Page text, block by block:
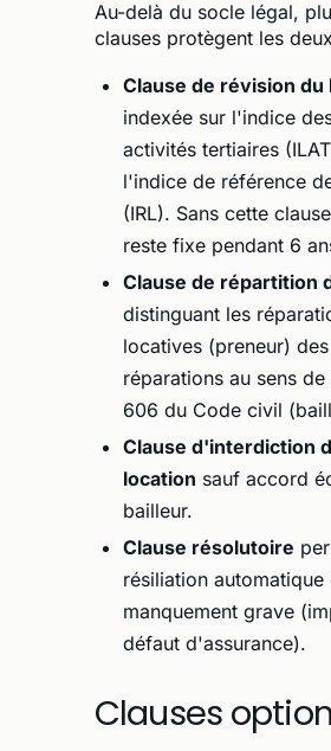
Au-delà du socle légal,
clauses protègent les
Clause de révision du
indexée sur l'indice
activités tertiaires
l'indice de référence
(IRL). Sans cette
reste fixe pendant 6
Clause de répartition
distinguant les
locatives (preneur)
réparations au sens
606 du Code civil
Clause d'interdiction
location sauf accord
bailleur.
Clause résolutoire
résiliation automatique
manquement grave
défaut d'assurance).
Clauses